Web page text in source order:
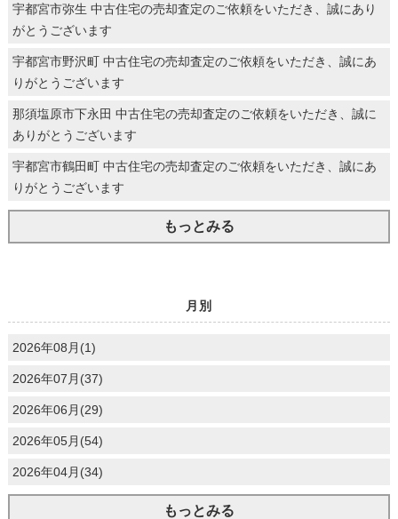
宇都宮市弥生 中古住宅の売却査定のご依頼をいただき、誠にあり
がとうございます
宇都宮市野沢町 中古住宅の売却査定のご依頼をいただき、誠にあ
りがとうございます
那須塩原市下永田 中古住宅の売却査定のご依頼をいただき、誠に
ありがとうございます
宇都宮市鶴田町 中古住宅の売却査定のご依頼をいただき、誠にあ
りがとうございます
もっとみる
月別
2026年08月(1)
2026年07月(37)
2026年06月(29)
2026年05月(54)
2026年04月(34)
もっとみる